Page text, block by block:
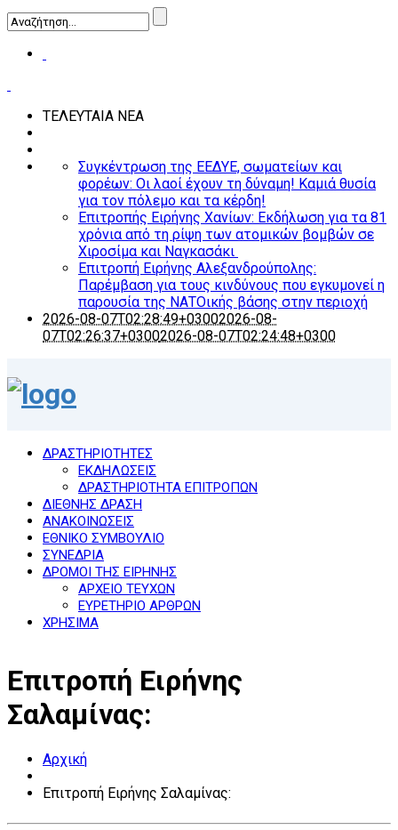
ΤΕΛΕΥΤΑΙΑ ΝΕΑ
Συγκέντρωση της ΕΕΔΥΕ, σωματείων και
φορέων: Οι λαοί έχουν τη δύναμη! Καμιά θυσία
για τον πόλεμο και τα κέρδη!
Επιτροπής Ειρήνης Χανίων: Εκδήλωση για τα 81
χρόνια από τη ρίψη των ατομικών βομβών σε
Χιροσίμα και Ναγκασάκι
Επιτροπή Ειρήνης Αλεξανδρούπολης:
Παρέμβαση για τους κινδύνους που εγκυμονεί η
παρουσία της ΝΑΤΟικής βάσης στην περιοχή
2026-08-07T02:28:49+03002026-08-
07T02:26:37+03002026-08-07T02:24:48+0300
ΔΡΑΣΤΗΡΙΟΤΗΤΕΣ
ΕΚΔΗΛΩΣΕΙΣ
ΔΡΑΣΤΗΡΙΟΤΗΤΑ ΕΠΙΤΡΟΠΩΝ
ΔΙΕΘΝΗΣ ΔΡΑΣΗ
ΑΝΑΚΟΙΝΩΣΕΙΣ
ΕΘΝΙΚΟ ΣΥΜΒΟΥΛΙΟ
ΣΥΝΕΔΡΙΑ
ΔΡΟΜΟΙ ΤΗΣ ΕΙΡΗΝΗΣ
ΑΡΧΕΙΟ ΤΕΥΧΩΝ
ΕΥΡΕΤΗΡΙΟ ΑΡΘΡΩΝ
ΧΡΗΣΙΜΑ
Επιτροπή Ειρήνης
Σαλαμίνας:
Αρχική
Επιτροπή Ειρήνης Σαλαμίνας: